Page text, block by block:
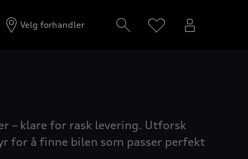
Velg forhandler
– klare for rask levering. Utforsk
for å finne bilen som passer perfekt